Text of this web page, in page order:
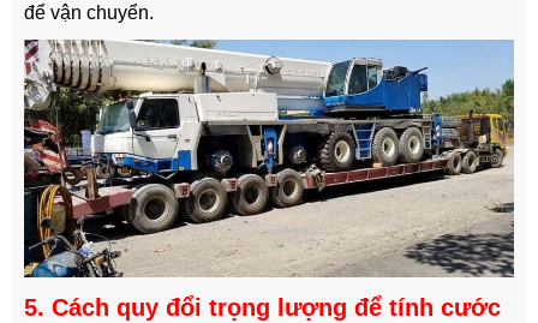
để vận chuyển.
5. Cách quy đổi trọng lượng để tính cước